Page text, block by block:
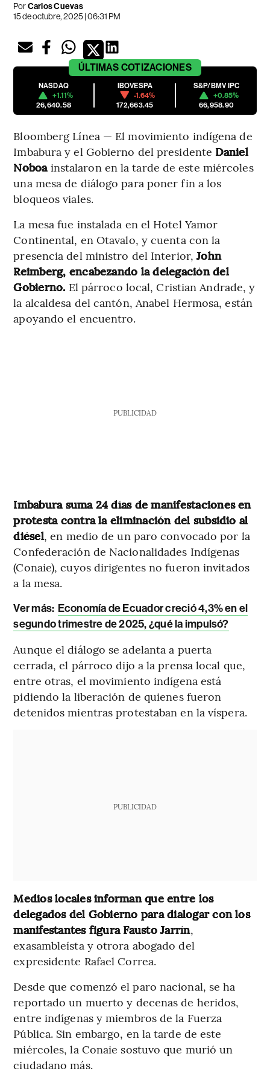
PorCarlos Cuevas
15 de octubre, 2025 | 06:31 PM
ÚLTIMAS COTIZACIONES
NASDAQ
+1.11%
26,640.58
IBOVESPA
-1.64%
172,663.45
S&P/BMV IPC
+0.85%
66,958.90
Bloomberg Línea — El movimiento indígena de
Imbabura y el Gobierno del presidente Daniel
Noboainstalaron en la tarde de este miércoles
una mesa de diálogo para poner fin a los
bloqueos viales.
La mesa fue instalada en el Hotel Yamor
Continental, en Otavalo, y cuenta con la
presencia del ministro del Interior,John
Reimberg, encabezando la delegación del
Gobierno. El párroco local, Cristian Andrade, y
la alcaldesa del cantón, Anabel Hermosa, están
apoyando el encuentro.
PUBLICIDAD
Imbabura suma 24 días de manifestaciones en
protesta contra la eliminación del subsidio al
diésel, en medio de un paro convocado por la
Confederación de Nacionalidades Indígenas
(Conaie), cuyos dirigentes no fueron invitados
a la mesa.
Ver más: Economía de Ecuador creció 4,3% en el
segundo trimestre de 2025, ¿qué la impulsó?
Aunque el diálogo se adelanta a puerta
cerrada, el párroco dijo a la prensa local que,
entre otras, el movimiento indígena está
pidiendo la liberación de quienes fueron
detenidos mientras protestaban en la víspera.
PUBLICIDAD
Medios locales informan que entre los
delegados del Gobierno para dialogar con los
manifestantes figura Fausto Jarrín,
exasambleísta y otrora abogado del
expresidente Rafael Correa.
Desde que comenzó el paro nacional, se ha
reportado un muerto y decenas de heridos,
entre indígenas y miembros de la Fuerza
Pública. Sin embargo, en la tarde de este
miércoles, la Conaie sostuvo que murió un
ciudadano más.